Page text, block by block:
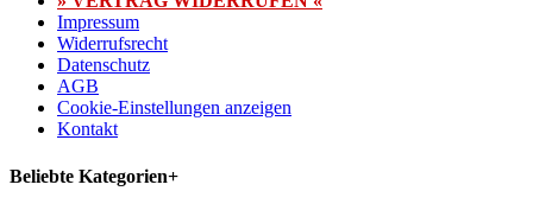
Impressum
Widerrufsrecht
Datenschutz
AGB
Cookie-Einstellungen anzeigen
Kontakt
Beliebte Kategorien+